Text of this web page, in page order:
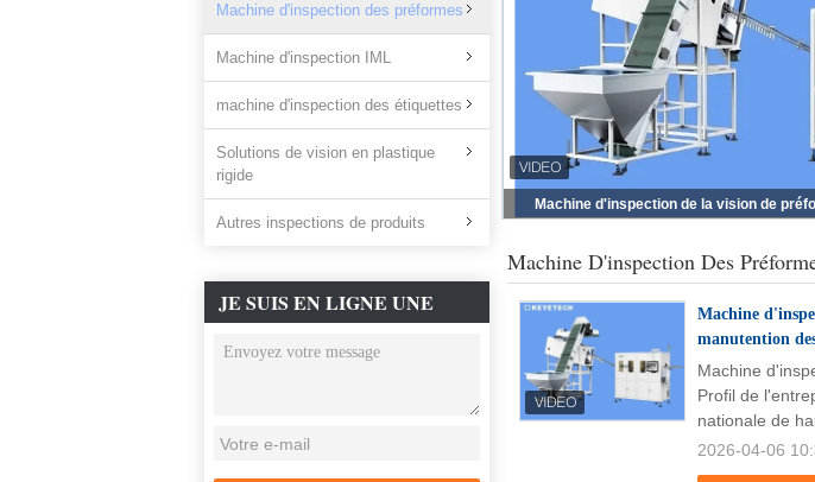
Machine d'inspection des préformes
Machine d'inspection IML
machine d'inspection des étiquettes
Solutions de vision en plastique
rigide
Autres inspections de produits
JE SUIS EN LIGNE UNE
DISCUSSION EN LIGNE
Machine D'inspection Des
Machine
manutention
Machine
Profil de
nationale de
2026-04-06